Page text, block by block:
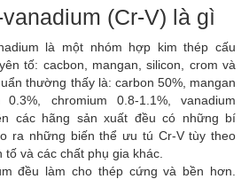
(Cr-V) là gì
là một nhóm hợp kim thép cấu
tố: cacbon, mangan, silicon, crom và
thường thấy là: carbon 50%, mangan
0.3%, chromium 0.8-1.1%, vanadium
các hãng sản xuất đều có những bí
ra những biến thể ưu tú Cr-V tùy theo
tố và các chất phụ gia khác.
đều làm cho thép cứng và bền hơn.